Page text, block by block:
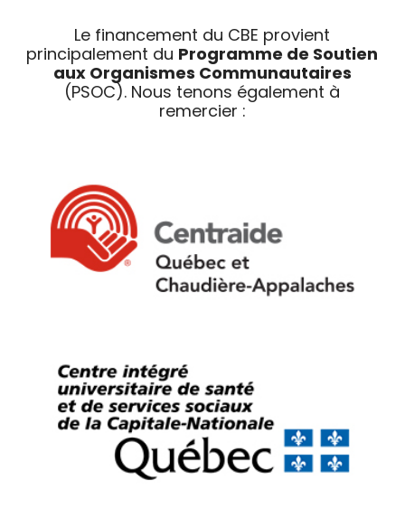
Le financement du CBE provient
principalement du Programme de Soutien
aux Organismes Communautaires
(PSOC). Nous tenons également à
remercier :